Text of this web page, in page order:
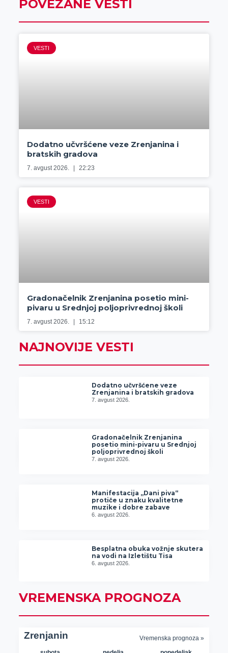
POVEZANE VESTI
VESTI
Dodatno učvršćene veze Zrenjanina i
bratskih gradova
7. avgust 2026. 22:23
VESTI
Gradonačelnik Zrenjanina posetio mini-
pivaru u Srednjoj poljoprivrednoj školi
7. avgust 2026. 15:12
NAJNOVIJE VESTI
Dodatno učvršćene veze
Zrenjanina i bratskih gradova
7. avgust 2026.
Gradonačelnik Zrenjanina
posetio mini-pivaru u Srednjoj
poljoprivrednoj školi
7. avgust 2026.
Manifestacija „Dani piva“
protiče u znaku kvalitetne
muzike i dobre zabave
6. avgust 2026.
Besplatna obuka vožnje skutera
na vodi na Izletištu Tisa
6. avgust 2026.
VREMENSKA PROGNOZA